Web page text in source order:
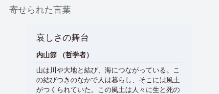
寄せられた言葉
哀しさの舞台
内山節 （哲学者）
山は川や大地と結び、海につながっている。こ
の結びつきのなかで人は暮らし、そこには風土
がつくられていた。この風土は人々に生と死の